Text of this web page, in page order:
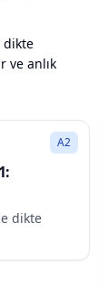
dikte
ve anlık
A2
dikte